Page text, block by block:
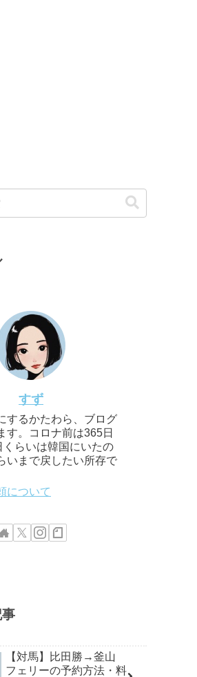
すず
するかたわら、ブログ
す。コロナ前は365日
くらいは韓国にいたの
いまで戻したい所存で
について
【対馬】比田勝→釜山
フェリーの予約方法・料